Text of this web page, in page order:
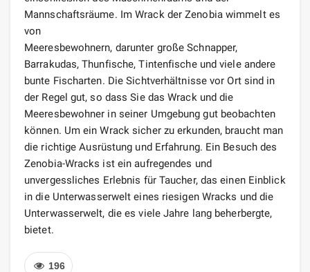
Mannschaftsräume. Im Wrack der Zenobia wimmelt es
von
Meeresbewohnern, darunter große Schnapper,
Barrakudas, Thunfische, Tintenfische und viele andere
bunte Fischarten. Die Sichtverhältnisse vor Ort sind in
der Regel gut, so dass Sie das Wrack und die
Meeresbewohner in seiner Umgebung gut beobachten
können. Um ein Wrack sicher zu erkunden, braucht man
die richtige Ausrüstung und Erfahrung. Ein Besuch des
Zenobia-Wracks ist ein aufregendes und
unvergessliches Erlebnis für Taucher, das einen Einblick
in die Unterwasserwelt eines riesigen Wracks und die
Unterwasserwelt, die es viele Jahre lang beherbergte,
bietet.
196